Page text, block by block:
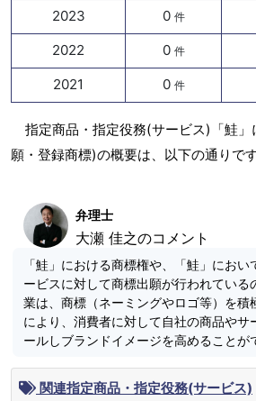
2023 0 件
2022 0 件
2021 0 件
指定商品・指定役務(サービス)「鮭」
願・登録商標)の概要は、以下の通りです
弁理士
大瀬 佳之のコメント
「鮭」における商標権や、「鮭」にお
ービスに対して商標出願が行われている
業は、商標（ネーミングやロゴ等）を積
により、消費者に対して自社の商品やサ
ールしブランドイメージを高めることが
関連指定商品・指定役務(サービス)